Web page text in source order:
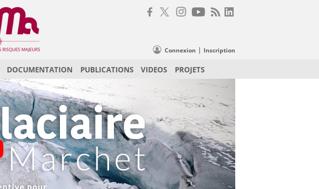
Connexion | Inscription
DOCUMENTATION PUBLICATIONS VIDEOS PROJETS